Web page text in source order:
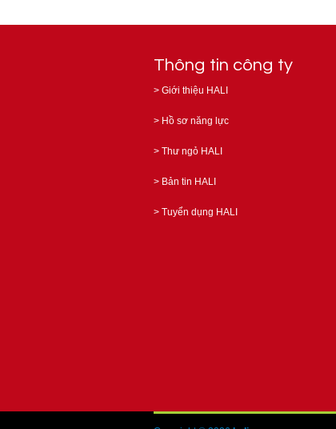
Thông tin công ty
> Giới thiệu HALI
> Hồ sơ năng lực
> Thư ngỏ HALI
> Bản tin HALI
> Tuyển dụng HALI